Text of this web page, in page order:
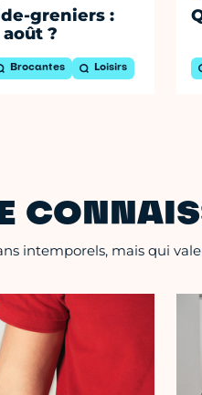
greniers :
?
Brocantes Loisirs
intemporels, mais qui